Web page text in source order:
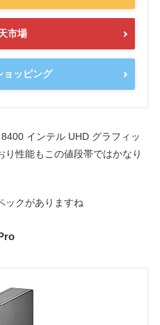
市場
ッピング
インテル UHD グラフィッ
性能もこの値段帯ではかなり
ックがありますね